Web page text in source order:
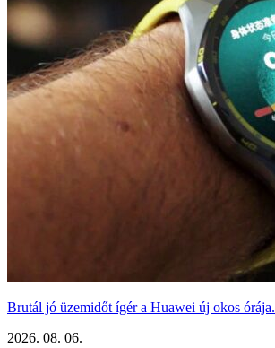
Brutál jó üzemidőt ígér a Huawei új okos órája.
2026. 08. 06.